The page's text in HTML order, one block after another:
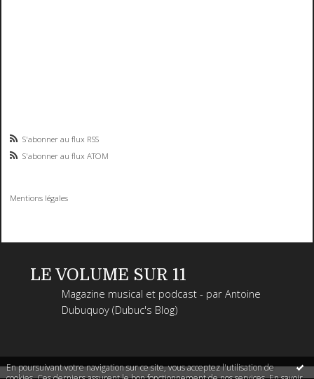
En poursuivant votre navigation sur ce site, vous acceptez l'utilisation de
S'abonner au flux RSS
S'abonner au flux ATOM
Mentions légales
LE VOLUME SUR 11
Magazine musical et podcast - par Antoine
Dubuquoy (Dubuc's Blog)